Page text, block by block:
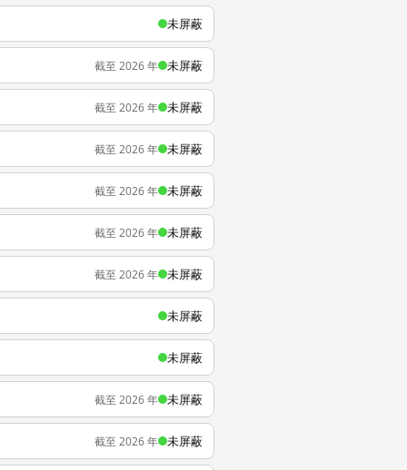
未屏蔽
截至 2026 年 未屏蔽
截至 2026 年 未屏蔽
截至 2026 年 未屏蔽
截至 2026 年 未屏蔽
截至 2026 年 未屏蔽
截至 2026 年 未屏蔽
未屏蔽
未屏蔽
截至 2026 年 未屏蔽
截至 2026 年 未屏蔽